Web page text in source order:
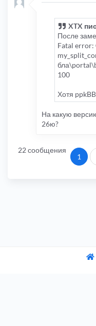
XTX
После
Fatal error:
100
Хотя
На какую
26ю?
22 сообщения
1